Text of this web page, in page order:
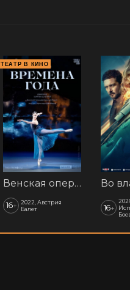
ТЕАТР В КИНО
Венская опера: Времена года
16+
2022, Австрия
Балет
16+